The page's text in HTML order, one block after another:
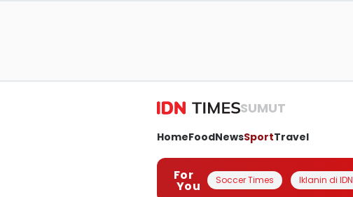
SUMUT
HomeFoodNewsSportTravel
For
You Soccer Times Iklanin di IDN